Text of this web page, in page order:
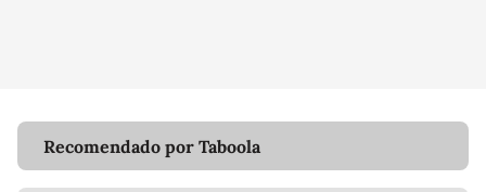
Recomendado por Taboola